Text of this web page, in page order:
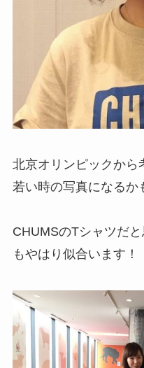
北京オリンピックから
若い時の写真になるか
CHUMSのTシャツだ
もやはり似合います！